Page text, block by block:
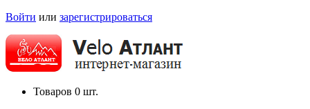
Войти или зарегистрироваться
Товаров 0 шт.